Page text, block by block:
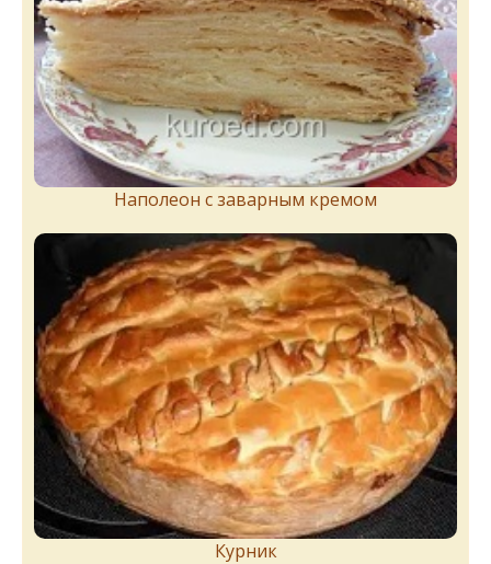
Наполеон с заварным кремом
Курник